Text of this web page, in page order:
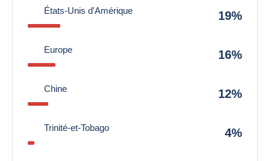
États-Unis d'Amérique 19%
Europe 16%
Chine 12%
Trinité-et-Tobago 4%